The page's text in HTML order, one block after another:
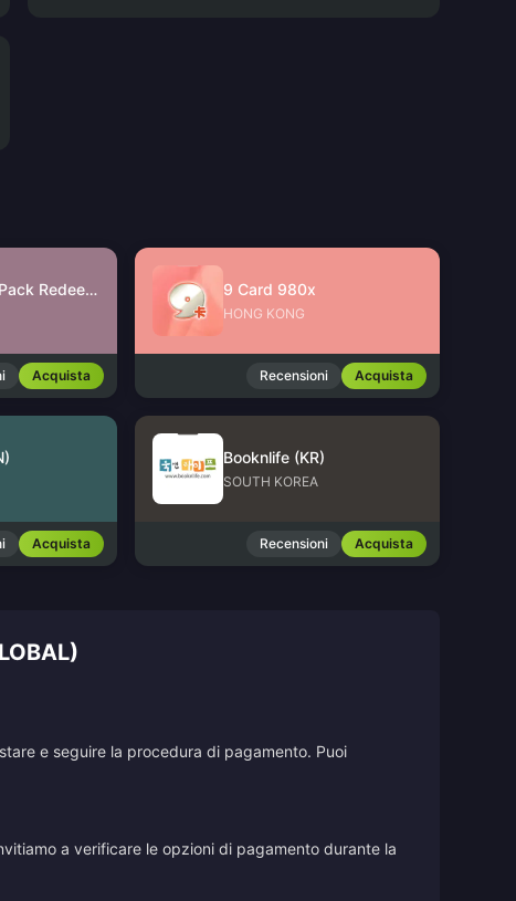
JinJinJin Gift Pack Redeem Code
Acquista
9 Card 980x
HONG KONG
Recensioni Acquista
Acquista
Booknlife (KR)
SOUTH KOREA
Recensioni Acquista
e seguire la procedura di pagamento. Puoi
a verificare le opzioni di pagamento durante la